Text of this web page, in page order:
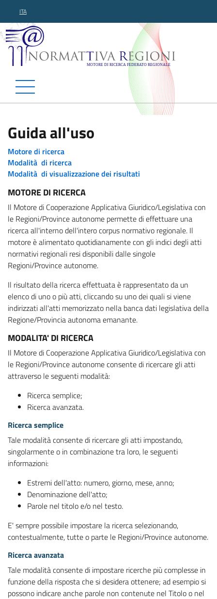
ITA
Normattiva Regioni -
Guida all'uso
Motore di ricerca
Modalità di ricerca
Modalità di visualizzazione dei risultati
MOTORE DI RICERCA
Il Motore di Cooperazione Applicativa Giuridico/Legislativa con
le Regioni/Province autonome permette di effettuare una
ricerca all'interno dell'intero corpus normativo regionale. Il
motore è alimentato quotidianamente con gli indici degli atti
normativi regionali resi disponibili dalle singole
Regioni/Province autonome.
Il risultato della ricerca effettuata è rappresentato da un
elenco di uno o più atti, cliccando su uno dei quali si viene
indirizzati all'atti memorizzato nella banca dati legislativa della
Regione/Provincia autonoma emanante.
MODALITA' DI RICERCA
Il Motore di Cooperazione Applicativa Giuridico/Legislativa con
le Regioni/Province autonome consente di ricercare gli atti
attraverso le seguenti modalità:
Ricerca semplice;
Ricerca avanzata.
Ricerca semplice
Tale modalità consente di ricercare gli atti impostando,
singolarmente o in combinazione tra loro, le seguenti
informazioni:
Estremi dell'atto: numero, giorno, mese, anno;
Denominazione dell'atto;
Parole nel titolo e/o nel testo.
E' sempre possibile impostare la ricerca selezionando,
contestualmente, tutte o parte le Regioni/Province autonome.
Ricerca avanzata
Tale modalità consente di impostare ricerche più complesse in
funzione della risposta che si desidera ottenere; ad esempio si
possono indicare anche parole non contenute nel Titolo o nel